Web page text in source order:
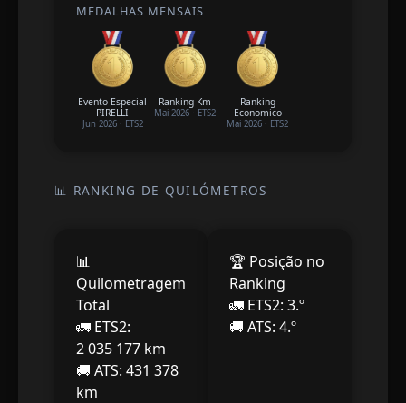
MEDALHAS MENSAIS
Evento Especial
PIRELLI
Jun 2026· ETS2
Ranking Km
Mai 2026 · ETS2
Ranking
Economico
Mai 2026 · ETS2
📊 RANKING DE QUILÓMETROS
📊
Quilometragem
Total
🚛 ETS2:
2 035 177 km
🚚 ATS: 431 378
km
🏆 Posição no
Ranking
🚛 ETS2: 3.º
🚚 ATS: 4.º